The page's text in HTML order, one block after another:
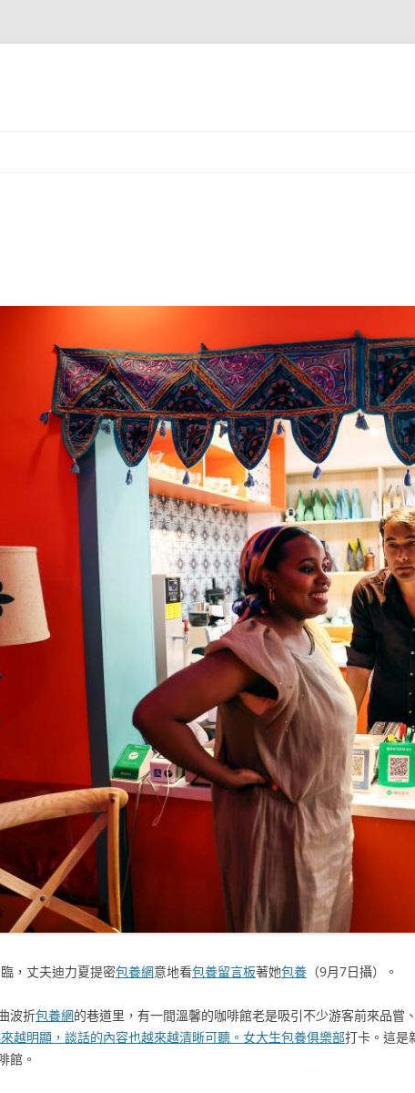
，丈夫迪力夏提密包養網意地看包養留言板著她包養 （9月7日攝）。
波折包養網的巷道里，有一間溫馨的咖啡館老是吸引不少游客前來品嘗、
越明顯，談話的內容也越來越清晰可聽。女大生包養俱樂部打卡。這是
館。